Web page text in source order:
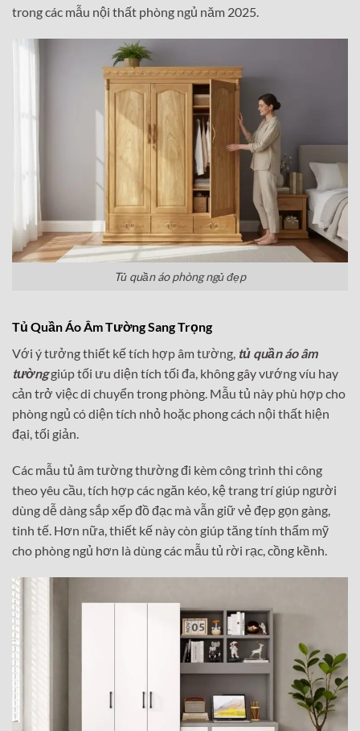
trong các mẫu nội thất phòng ngủ năm 2025.
Tủ quần áo phòng ngủ đẹp
Tủ Quần Áo Âm Tường Sang Trọng
Với ý tưởng thiết kế tích hợp âm tường, tủ quần áo âm
tườnggiúp tối ưu diện tích tối đa, không gây vướng víu hay
cản trở việc di chuyển trong phòng. Mẫu tủ này phù hợp cho
phòng ngủ có diện tích nhỏ hoặc phong cách nội thất hiện
đại, tối giản.
Các mẫu tủ âm tường thường đi kèm công trình thi công
theo yêu cầu, tích hợp các ngăn kéo, kệ trang trí giúp người
dùng dễ dàng sắp xếp đồ đạc mà vẫn giữ vẻ đẹp gọn gàng,
tinh tế. Hơn nữa, thiết kế này còn giúp tăng tính thẩm mỹ
cho phòng ngủ hơn là dùng các mẫu tủ rời rạc, cồng kềnh.